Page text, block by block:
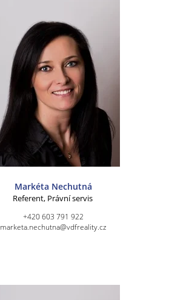
Markéta Nechutná
Referent, Právní servis
+420 603 791 922
marketa.nechutna@vdfreality.cz